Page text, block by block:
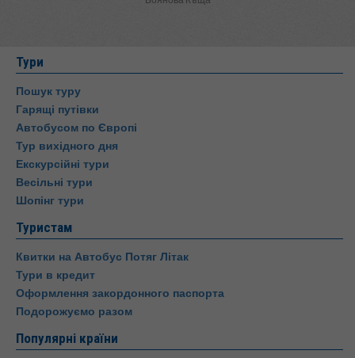
Тури
Пошук туру
Гарящі путівки
Автобусом по Європі
Тур вихідного дня
Екскурсійні тури
Весільні тури
Шопінг тури
Туристам
Квитки на Автобус Потяг Літак
Тури в кредит
Оформлення закордонного паспорта
Подорожуємо разом
Популярні країни